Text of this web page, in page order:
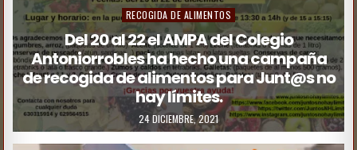
RECOGIDA DE ALIMENTOS
Del 20 al 22 el AMPA del Colegio
Antoniorrobles ha hecho una campaña
de recogida de alimentos para Junt@s no
hay límites.
24 DICIEMBRE, 2021